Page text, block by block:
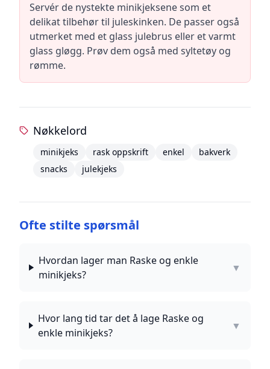
Servér de nystekte minikjeksene som et
delikat tilbehør til juleskinken. De passer også
utmerket med et glass julebrus eller et varmt
glass gløgg. Prøv dem også med syltetøy og
rømme.
Nøkkelord
minikjeks rask oppskrift enkel
bakverk
snacks
julekjeks
Ofte stilte spørsmål
Hvordan lager man Raske og enkle
minikjeks?
▼
Hvor lang tid tar det å lage Raske og
enkle minikjeks?
▼